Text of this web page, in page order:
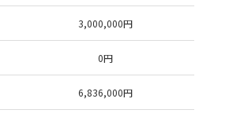
3,000,000円
0円
6,836,000円